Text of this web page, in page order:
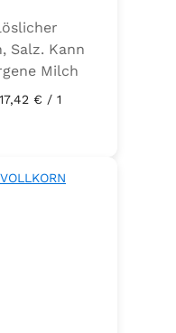
Salz. Kann
Milch
€ / 1